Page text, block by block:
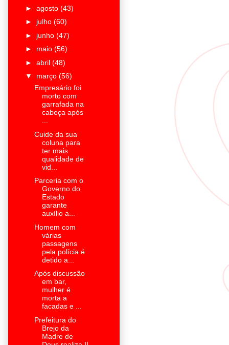
► agosto (43)
► julho (60)
► junho (47)
► maio (56)
► abril (48)
▼ março (56)
Empresário foi
morto com
garrafada na
cabeça após
...
Cuide da sua
coluna para
ter mais
qualidade de
vid...
Parceria com o
Governo do
Estado
garante
auxílio a...
Homem com
várias
passagens
pela polícia é
detido a...
Após discussão
em bar,
mulher é
morta a
facadas e ...
Prefeitura do
Brejo da
Madre de